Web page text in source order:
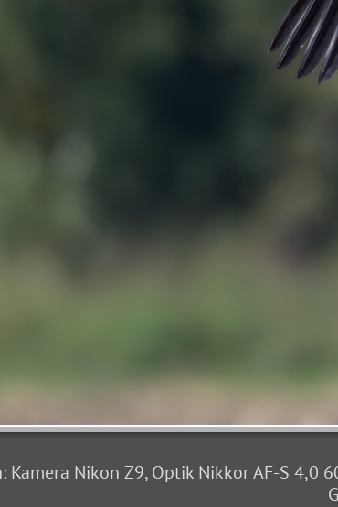
Kamera Nikon Z9, Optik Nikkor AF-S 4,0